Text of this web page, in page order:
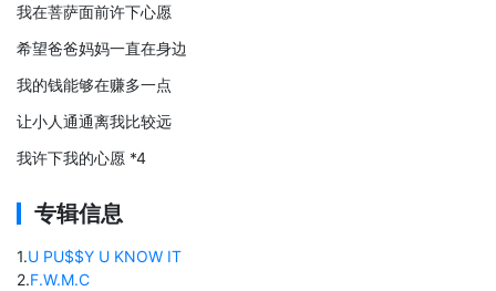
我在菩萨面前许下心愿
希望爸爸妈妈一直在身边
我的钱能够在赚多一点
让小人通通离我比较远
我许下我的心愿 *4
专辑信息
1.U PU$$Y U KNOW IT
2.F.W.M.C